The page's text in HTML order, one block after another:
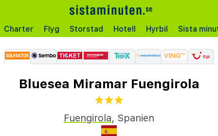
Charter Flyg Storstad Hotell Hyrbil Sista
Bluesea Miramar Fuengirola
Fuengirola, Spanien